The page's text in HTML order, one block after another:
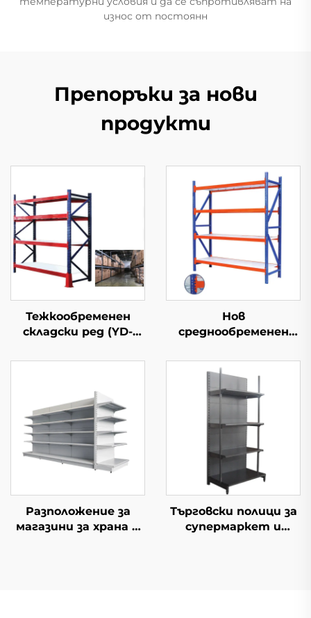
износ от постоянн
Препоръки за нови
продукти
Тежкообременен
складски ред (YD-
Нов
среднообременен
Разположение за
магазини за храна и
Търговски полици за
супермаркет и